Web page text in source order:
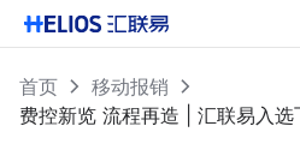
首页
移动报销
费控新览 流程再造 | 汇联易入